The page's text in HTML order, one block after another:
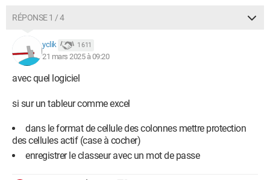
RÉPONSE 1 / 4
yclik 1 611
21 mars 2025 à 09:20
avec quel logiciel
si sur un tableur comme excel
dans le format de cellule des colonnes mettre protection
des cellules actif (case à cocher)
enregistrer le classeur avec un mot de passe